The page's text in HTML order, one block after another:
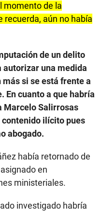
momento de la
recuerda, aún no había
de un delito
autorizar una medida
si se está frente a
En cuanto a que habría
Marcelo Salirrosas
ilícito pues
abogado.
había retornado de
en
ministeriales.
investigado habría